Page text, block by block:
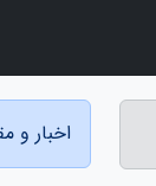
اخبار و